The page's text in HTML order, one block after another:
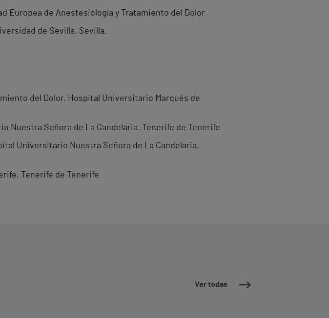
Europea de Anestesiología y Tratamiento del Dolor
de Sevilla. Sevilla.
del Dolor. Hospital Universitario Marqués de
Nuestra Señora de La Candelaria. Tenerife de Tenerife
Universitario Nuestra Señora de La Candelaria.
Tenerife de Tenerife
Ver todas